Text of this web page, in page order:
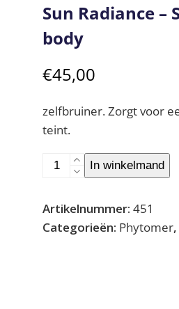
Sun Radiance
body
€45,00
zelfbruiner. Zorgt voor
teint.
Sun
Radiance
Self-
tanning
In winkelmand
Artikelnummer: 451
Categorieën: Phytomer,